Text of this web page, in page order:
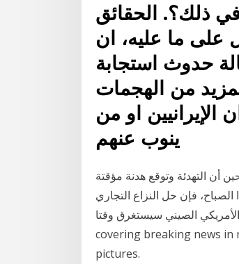
ذلك؟. الحقائق
على ما عليه، ان
حدوث استجابة
من الهجمات
الإيرانيين او من
ينوب عنهم
أن التهدئة وتوقع هدنة مؤقتة
فإن حل النزاع التجاري
الأمريكي الصيني سيستغرق وقتا. Reuters.com brings you the latest news from around the world,
covering breaking news in
pictures.